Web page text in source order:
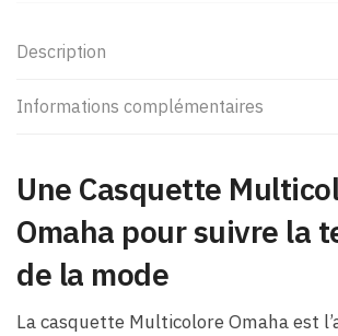
Description
Informations complémentaires
Une Casquette
Omaha pour suivre la
de la mode
La casquette Multicolore Omaha est